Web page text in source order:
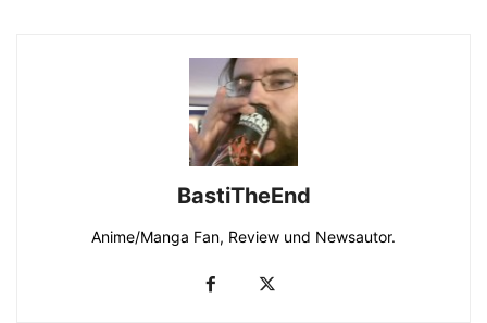
BastiTheEnd
Anime/Manga Fan, Review und Newsautor.